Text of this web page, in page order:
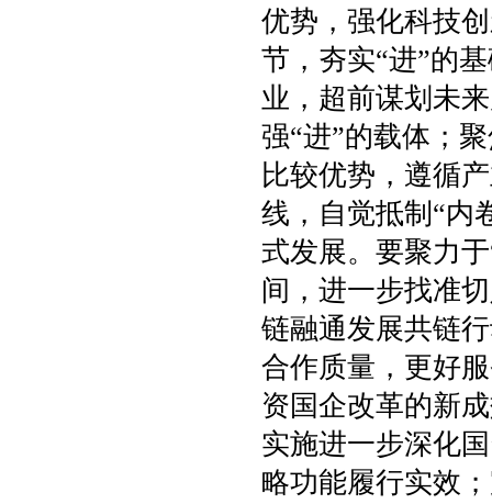
优势，强化科技
节，夯实“进”的
业，超前谋划未
强“进”的载体；
比较优势，遵循
线，自觉抵制“内
式发展。要聚力
间，进一步找准
链融通发展共链
合作质量，更好
资国企改革的新
实施进一步深化
略功能履行实效